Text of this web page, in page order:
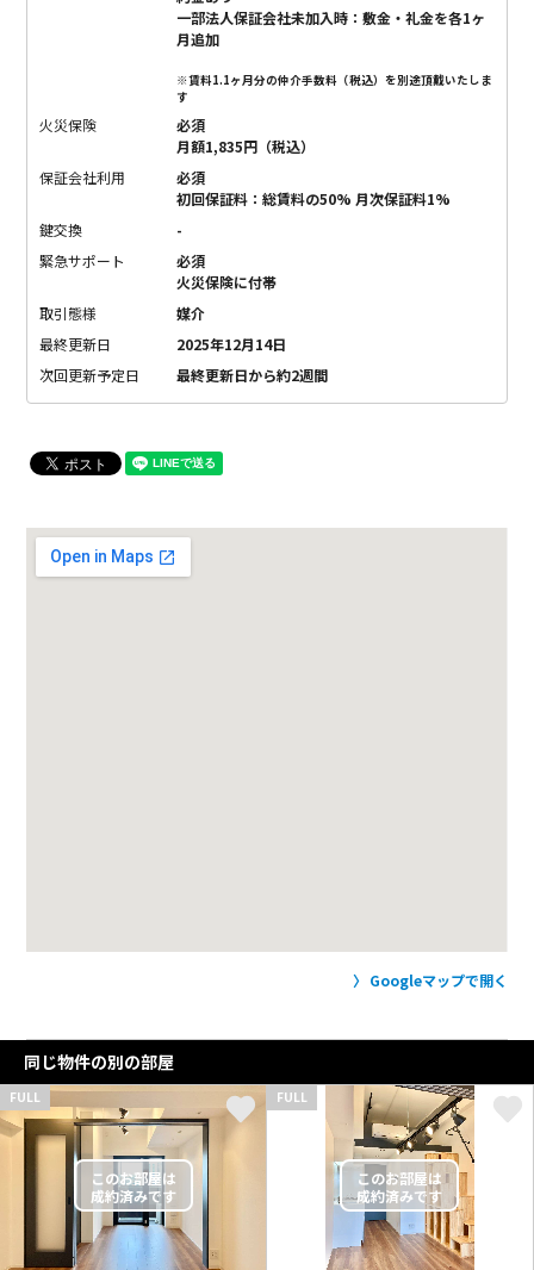
一部法人保証会社未加入時：敷金・礼金を各1ヶ
月追加
※賃料1.1ヶ月分の仲介手数料（税込）を別途頂戴いたしま
す
火災保険
必須
月額1,835円（税込）
保証会社利用
必須
初回保証料：総賃料の50% 月次保証料1%
鍵交換
-
緊急サポート
必須
火災保険に付帯
取引態様
媒介
最終更新日
2025年12月14日
次回更新予定日
最終更新日から約2週間
Googleマップで開く
同じ物件の別の部屋
FULL FULL